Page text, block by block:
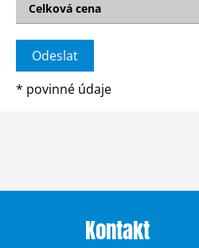
Celková cena
* povinné údaje
Kontakt